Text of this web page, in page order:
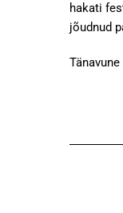
hakati
jõudnud